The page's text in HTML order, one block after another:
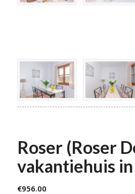
Roser (Roser
vakantiehuis
€956.00